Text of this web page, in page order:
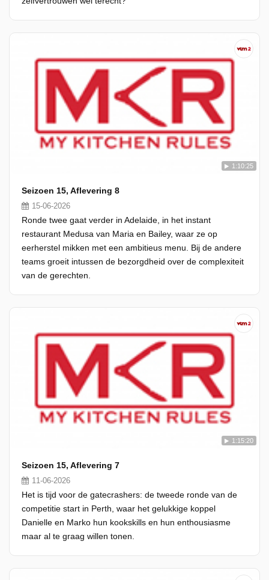
1:10:25
Seizoen 15, Aflevering 8
15-06-2026
Ronde twee gaat verder in Adelaide, in het instant
restaurant Medusa van Maria en Bailey, waar ze op
eerherstel mikken met een ambitieus menu. Bij de andere
teams groeit intussen de bezorgdheid over de complexiteit
van de gerechten.
1:15:20
Seizoen 15, Aflevering 7
11-06-2026
Het is tijd voor de gatecrashers: de tweede ronde van de
competitie start in Perth, waar het gelukkige koppel
Danielle en Marko hun kookskills en hun enthousiasme
maar al te graag willen tonen.